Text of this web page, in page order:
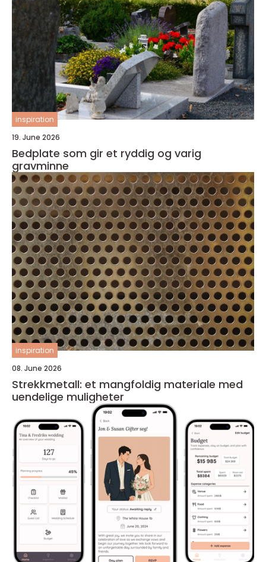
inspiration
19. June 2026
Bedplate som gir et ryddig og varig
gravminne
inspiration
08. June 2026
Strekkmetall: et mangfoldig materiale med
uendelige muligheter